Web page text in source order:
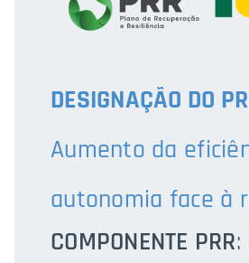
DESIGNAÇÃO DO
Aumento da
autonomia face à
COMPONENTE PRR: